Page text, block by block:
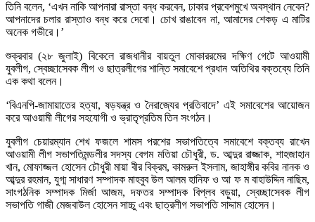
তিনি বলেন, ‘এখন নাকি আপনারা রাস্তা বন্ধ করবেন, ঢাকার প্রবেশমুখে অবস্থান নেবেন?
আপনাদের চলার রাস্তাও বন্ধ করে দেবো। চোখ রাঙাবেন না, আমাদের শেকড় এ মাটির
অনেক গভীরে।’
শুক্রবার (২৮ জুলাই) বিকেলে রাজধানীর বায়তুল মোকাররমের দক্ষিণ গেটে আওয়ামী
যুবলীগ, স্বেচ্ছাসেবক লীগ ও ছাত্রলীগের শান্তি সমাবেশে প্রধান অতিথির বক্তব্যে তিনি
এক কথা বলেন।
‘বিএনপি-জামায়াতের হত্যা, ষড়যন্ত্র ও নৈরাজ্যের প্রতিবাদে’ এই সমাবেশের আয়োজন
করে আওয়ামী লীগের সহযোগী ও ভ্রাতৃপ্রতিম তিন সংগঠন।
যুবলীগ চেয়ারম্যান শেখ ফজলে শামস পরশের সভাপতিত্বে সমাবেশে বক্তব্য রাখেন
আওয়ামী লীগ সভাপতিমন্ডলীর সদস্য বেগম মতিয়া চৌধুরী, ড. আব্দুর রাজ্জাক, শাহজাহান
খান, মোফাজ্জল হোসেন চৌধুরী মায়া বীর বিক্রম, কামরুল ইসলাম, জাহাঙ্গীর কবির নানক ও
আব্দুর রহমান, যুগ্ম সাধারণ সম্পাদক মাহবুব উল আলম হানিফ ও আ ফ ম বাহাউদ্দিন নাছিম,
সাংগঠনিক সম্পাদক মির্জা আজম, দফতর সম্পাদক বিপ্লব বড়ুয়া, স্বেচ্ছাসেবক লীগ
সভাপতি গাজী মেজবাউল হোসেন সাচ্চু এবং ছাত্রলীগ সভাপতি সাদ্দাম হোসেন।